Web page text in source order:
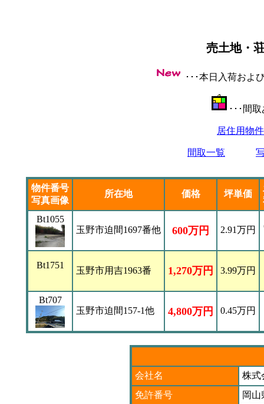
売土地・
･･･本日入荷お
･･･間
居住用物
間取一覧
物件番号
写真画像
所在地 価格 坪単価
Bt1055
玉野市迫間1697番他
600万円 2.91万円
Bt1751
玉野市用吉1963番 1,270万円 3.99万円
Bt707
玉野市迫間157-1他
4,800万円 0.45万円
会社名
株
免許番号
岡山